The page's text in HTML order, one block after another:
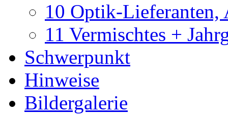
10 Optik-Lieferanten,
11 Vermischtes +
Schwerpunkt
Hinweise
Bildergalerie